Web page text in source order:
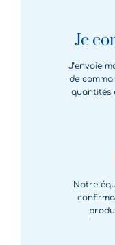
Je
J’envoie
de
quantités
Notre